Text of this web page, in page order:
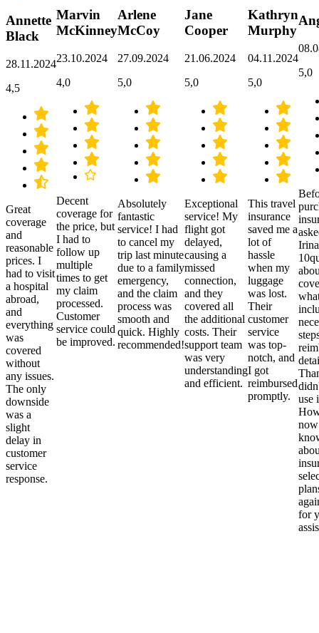
Annette
Black
28.11.2024
4,5
Great
coverage
and
reasonable
prices. I
had to visit
a hospital
abroad,
and
everything
was
covered
without
any issues.
The only
downside
was a
slight
delay in
customer
service
response.
Marvin
McKinney
23.10.2024
4,0
Decent
coverage for
the price, but
I had to
follow up
multiple
times to get
my claim
processed.
Customer
service could
be improved.
Arlene
McCoy
27.09.2024
5,0
Absolutely
fantastic
service! I had
to cancel my
trip last minute
due to a family
emergency,
and the claim
process was
smooth and
quick. Highly
recommended!
Jane
Cooper
21.06.2024
5,0
Exceptional
service! My
flight got
delayed,
causing a
missed
connection,
and they
covered all
the additional
costs. Their
support team
was very
understanding
and efficient.
Kathryn
Murphy
04.11.2024
5,0
This travel
insurance
saved me a
lot of
hassle
when my
luggage
was lost.
Their
customer
service
was top-
notch, and
I got
reimbursed
promptly.
5,0
use
for